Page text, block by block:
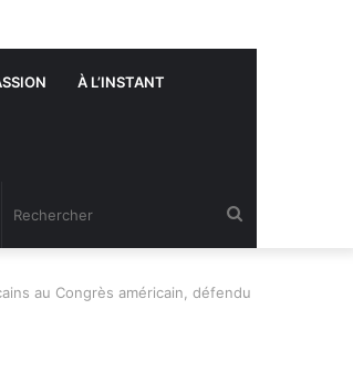
À L’INSTANT
au Congrès américain, défendu